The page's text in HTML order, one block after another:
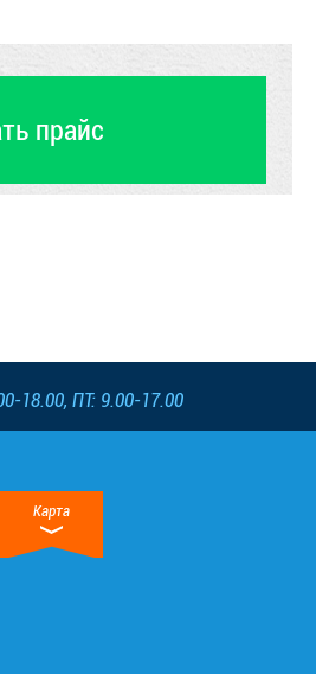
прайс
18.00, ПТ: 9.00-17.00
Карта